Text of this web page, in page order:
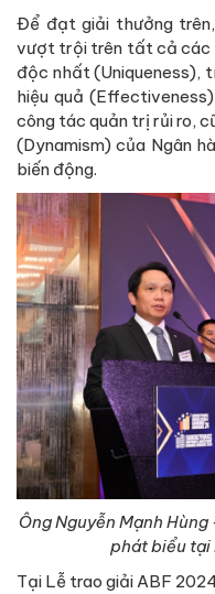
Để đạt giải thưởng
vượt trội trên tất cả các
độc nhất (Uniqueness),
hiệu quả
công tác quản trị rủi ro,
(Dynamism) của Ngân
biến động.
Ông Nguyễn Mạnh Hùng
phát biểu tại
Tại Lễ trao giải ABF